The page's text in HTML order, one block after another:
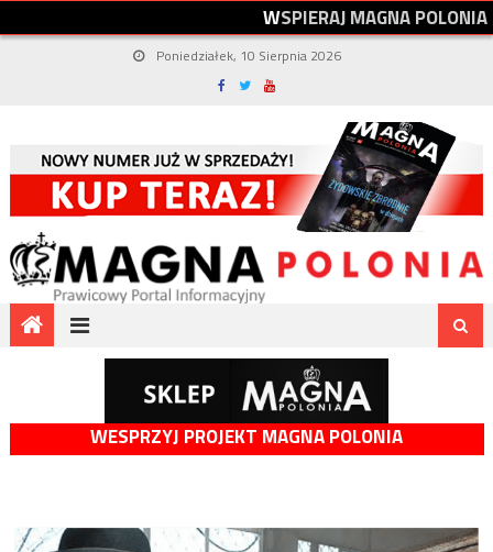
WSPIERAJMAGNAPOLONIA
Poniedziałek, 10 Sierpnia 2026
WESPRZYJ PROJEKT MAGNA POLONIA